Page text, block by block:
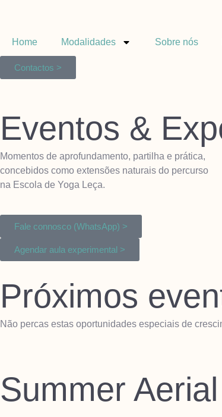
Home Modalidades Sobre nós
Contactos >
Eventos &
Momentos de aprofundamento, partilha e prática,
concebidos como extensões naturais do percurso
na Escola de Yoga Leça.
Fale connosco (WhatsApp) >
Agendar aula experimental >
Próximos
Não percas estas oportunidades especiais de
Summer